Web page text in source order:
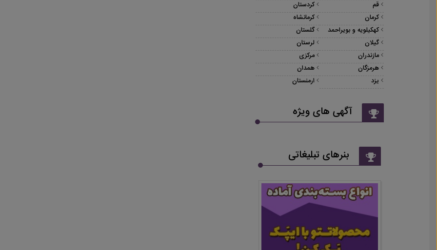
قم
کردستان
کرمان
کرمانشاه
کهکیلویه و بویراحمد
گلستان
گیلان
لرستان
مازندران
مرکزی
هرمزگان
همدان
یزد
ارمنستان
آگهی های ویژه
بنرهای تبلیغاتی